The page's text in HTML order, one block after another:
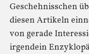
Geschehnisschen
diesen Artikeln
von gerade
irgendein